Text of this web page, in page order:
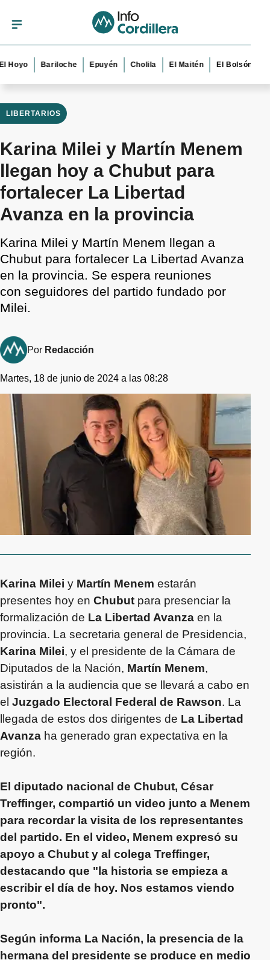
Bariloche Epuyén Cholila El Maitén El Bolsón Esquel
LIBERTARIOS
Karina Milei y Martín Menem
llegan hoy a Chubut para
fortalecer La Libertad
Avanza en la provincia
Karina Milei y Martín Menem llegan a
Chubut para fortalecer La Libertad Avanza
en la provincia. Se espera reuniones
con seguidores del partido fundado por
Milei.
Por Redacción
Martes, 18 de junio de 2024 a las 08:28
Karina Milei y Martín Menem estarán
presentes hoy en Chubut para presenciar la
formalización de La Libertad Avanza en la
provincia. La secretaria general de Presidencia,
Karina Milei, y el presidente de la Cámara de
Diputados de la Nación, Martín Menem,
asistirán a la audiencia que se llevará a cabo en
el Juzgado Electoral Federal de Rawson. La
llegada de estos dos dirigentes de La Libertad
Avanza ha generado gran expectativa en la
región.
El diputado nacional de Chubut, César
Treffinger, compartió un video junto a Menem
para recordar la visita de los representantes
del partido. En el video, Menem expresó su
apoyo a Chubut y al colega Treffinger,
destacando que "la historia se empieza a
escribir el día de hoy. Nos estamos viendo
pronto".
Según informa La Nación, la presencia de la
hermana del presidente se produce en medio